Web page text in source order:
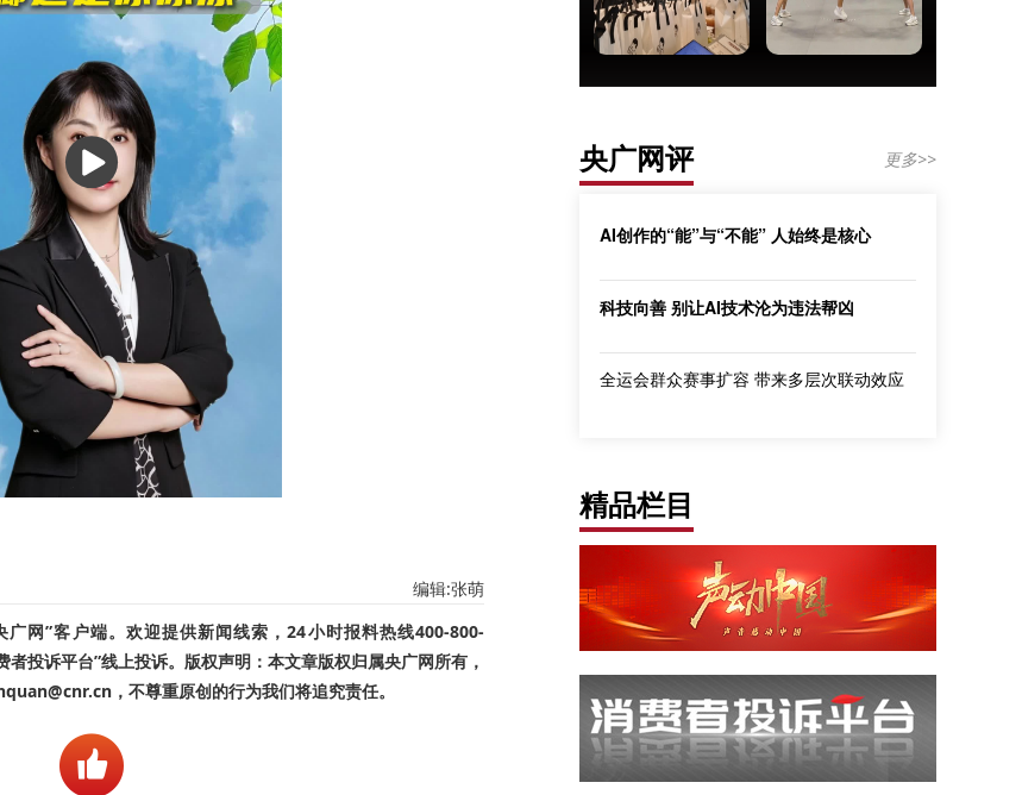
播
放
编辑:张萌
网”客户端。欢迎提供新闻线索，24小时报料热线400-800-
投诉平台”线上投诉。版权声明：本文章版权归属央广网所有，
，不尊重原创的行为我们将追究责任。
央广网评 更多>>
AI创作的“能”与“不能” 人始终是核心
科技向善 别让AI技术沦为违法帮凶
全运会群众赛事扩容 带来多层次联动效应
精品栏目